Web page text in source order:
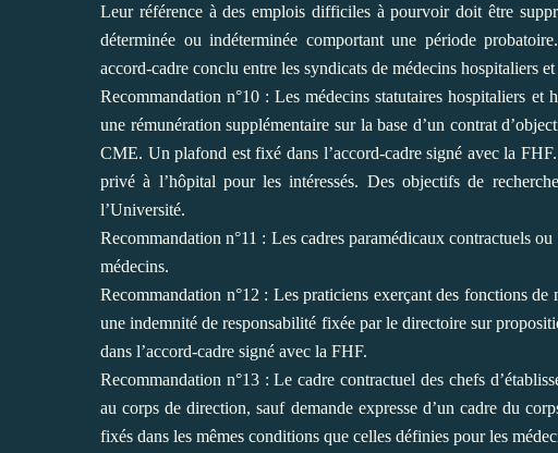
Leur référence à des emplois difficiles à pourvoir doit être
déterminée ou indéterminée comportant une période
accord-cadre conclu entre les syndicats de médecins hospitaliers
Recommandation n°10 : Les médecins statutaires hospitaliers et
une rémunération supplémentaire sur la base d’un contrat
CME. Un plafond est fixé dans l’accord-cadre signé avec la
privé à l’hôpital pour les intéressés. Des objectifs de
l’Université.
Recommandation n°11 : Les cadres paramédicaux contractuels
médecins.
Recommandation n°12 : Les praticiens exerçant des fonctions de
une indemnité de responsabilité fixée par le directoire sur
dans l’accord-cadre signé avec la FHF.
Recommandation n°13 : Le cadre contractuel des chefs
au corps de direction, sauf demande expresse d’un cadre du
fixés dans les mêmes conditions que celles définies pour les